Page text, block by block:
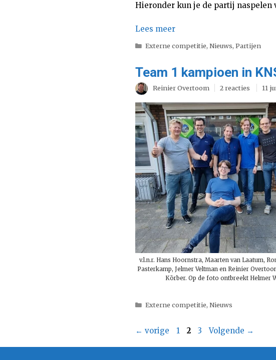
Hieronder kun je de partij naspelen
Lees meer
Categorieën
Externe competitie,Nieuws,Partijen
Team 1 kampioen in
Reinier Overtoom 2 reacties 11
v.l.n.r. Hans Hoornstra, Maarten van Laatum,
Pasterkamp, Jelmer Veltman en Reinier
Körber. Op de foto ontbreekt Helmer
Categorieën
Externe competitie,Nieuws
← vorige Pagina
1 Pagina
2 Pagina
3 Volgende →